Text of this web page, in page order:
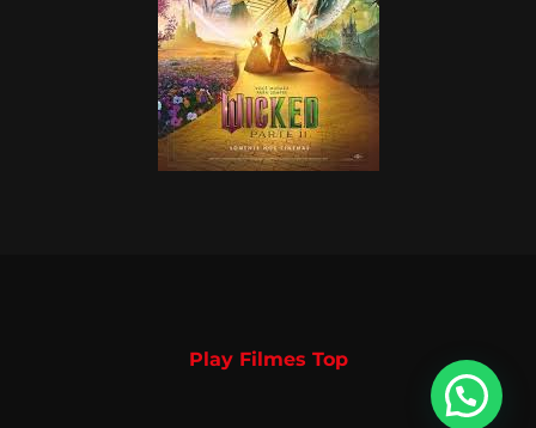
Play Filmes Top